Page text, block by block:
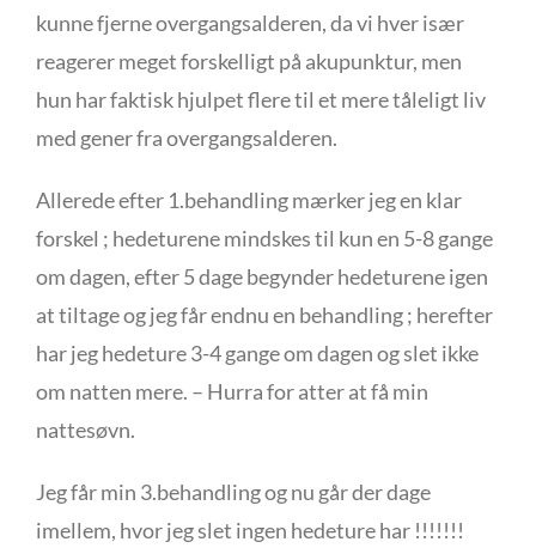
kunne fjerne overgangsalderen, da vi hver især
reagerer meget forskelligt på akupunktur, men
hun har faktisk hjulpet flere til et mere tåleligt liv
med gener fra overgangsalderen.
Allerede efter 1.behandling mærker jeg en klar
forskel ; hedeturene mindskes til kun en 5-8 gange
om dagen, efter 5 dage begynder hedeturene igen
at tiltage og jeg får endnu en behandling ; herefter
har jeg hedeture 3-4 gange om dagen og slet ikke
om natten mere. – Hurra for atter at få min
nattesøvn.
Jeg får min 3.behandling og nu går der dage
imellem, hvor jeg slet ingen hedeture har !!!!!!!